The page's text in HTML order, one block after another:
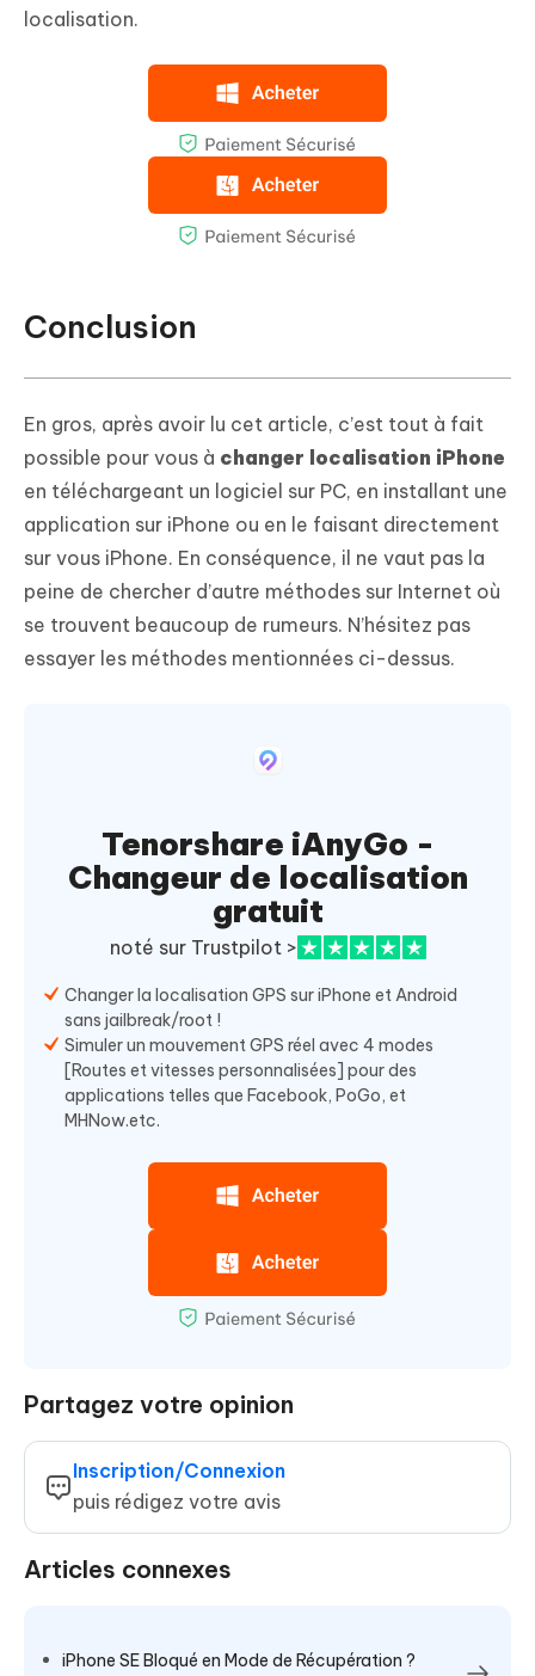
localisation.
Conclusion
En gros, après avoir lu cet article, c’est tout à fait
possible pour vous à changer localisation iPhone
en téléchargeant un logiciel sur PC, en installant une
application sur iPhone ou en le faisant directement
sur vous iPhone. En conséquence, il ne vaut pas la
peine de chercher d’autre méthodes sur Internet où
se trouvent beaucoup de rumeurs. N’hésitez pas
essayer les méthodes mentionnées ci-dessus.
Tenorshare iAnyGo -
Changeur de localisation
gratuit
noté sur Trustpilot >
Changer la localisation GPS sur iPhone et Android
sans jailbreak/root !
Simuler un mouvement GPS réel avec 4 modes
[Routes et vitesses personnalisées] pour des
applications telles que Facebook, PoGo, et
MHNow.etc.
Partagez votre opinion
Inscription/Connexion
puis rédigez votre avis
Articles connexes
iPhone SE Bloqué en Mode de Récupération ?